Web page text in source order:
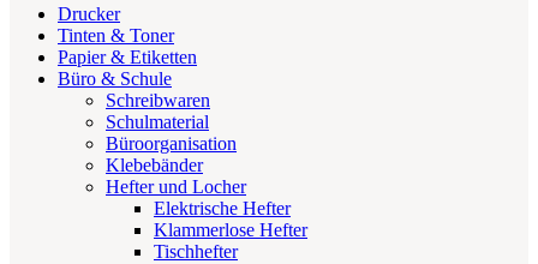
Drucker
Tinten & Toner
Papier & Etiketten
Büro & Schule
Schreibwaren
Schulmaterial
Büroorganisation
Klebebänder
Hefter und Locher
Elektrische Hefter
Klammerlose Hefter
Tischhefter